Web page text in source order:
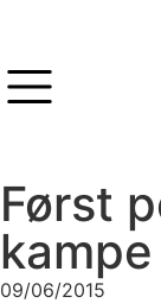
Først
kampe
09/06/2015